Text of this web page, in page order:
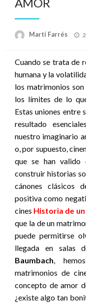
AMOR
Martí Farrés
Cuando se trata de
humana y la
los matrimonios
los límites de lo
Estas uniones entre
resultado
nuestro imaginario
o, por supuesto,
que se han valido
construir historias
cánones clásicos
positiva como
cines Historia de
que la de un
puede permitirse
llegada en salas
Baumbach,
matrimonios de
concepto de amor
¿existe algo tan